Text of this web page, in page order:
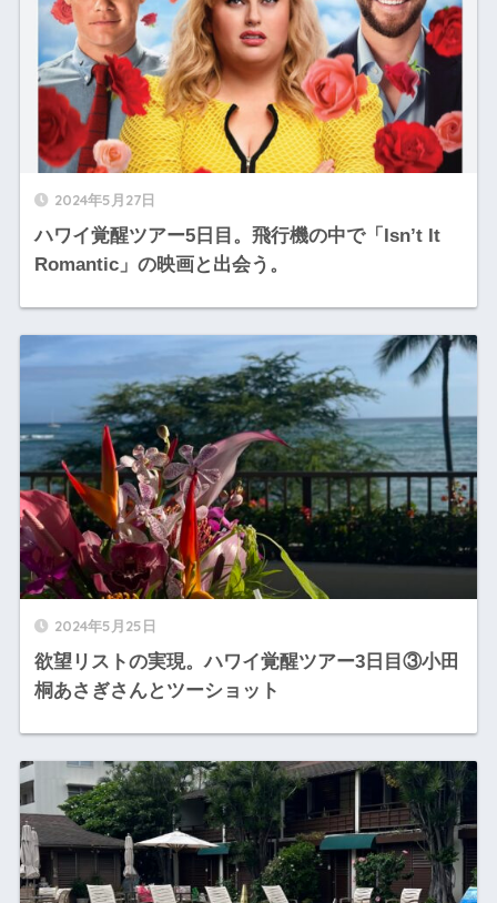
2024年5月27日
ハワイ覚醒ツアー5日目。飛行機の中で「Isn’t It
Romantic」の映画と出会う。
2024年5月25日
欲望リストの実現。ハワイ覚醒ツアー3日目③小田
桐あさぎさんとツーショット